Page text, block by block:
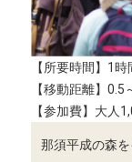
【所要時間】1
【移動距離】0.5
【参加費】大人
那須平成の森